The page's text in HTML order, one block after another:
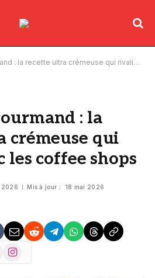
ultra crémeuse qui rivalise avec les coffee shops
: la
crémeuse qui
les coffee shops
2026 Mis à jour : 18 mai 2026
Instagram